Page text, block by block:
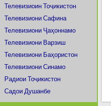
Телевизиоин Тоҷикистон
Телевизиони Сафина
Телевизиони Ҷаҳоннамо
Телевизиони Варзиш
Телевизиони Баҳористон
Телевизиони Синамо
Радиои Тоҷикистон
Садои Душанбе